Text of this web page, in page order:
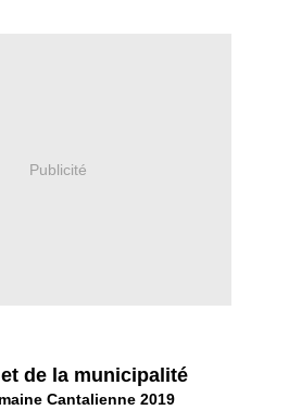
Publicité
de la municipalité
Cantalienne 2019